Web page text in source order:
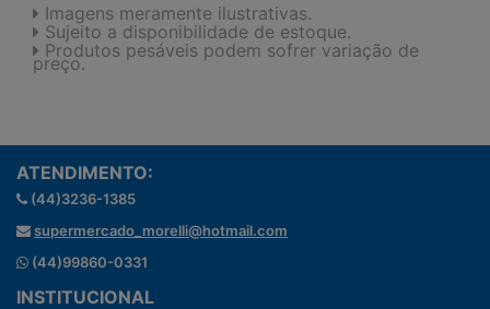
Imagens meramente ilustrativas.
Sujeito a disponibilidade de estoque.
Produtos pesáveis podem sofrer variação de
preço.
ATENDIMENTO:
(44)3236-1385
supermercado_morelli@hotmail.com
(44)99860-0331
INSTITUCIONAL